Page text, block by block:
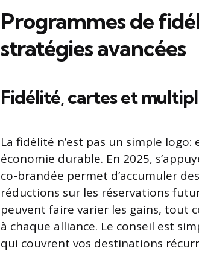
Programmes de
stratégies avancées
Fidélité, cartes et
La fidélité n’est pas un simple
économie durable. En 2025,
co-brandée permet d’accumuler
réductions sur les réservations
peuvent faire varier les gains, tout
à chaque alliance. Le conseil est
qui couvrent vos destinations